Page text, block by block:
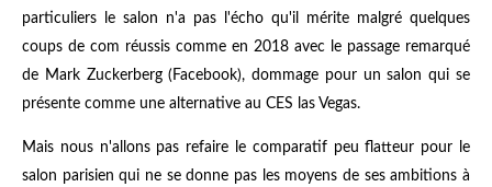
particuliers le salon n'a pas l'écho qu'il mérite malgré quelques
coups de com réussis comme en 2018 avec le passage remarqué
de Mark Zuckerberg (Facebook), dommage pour un salon qui se
présente comme une alternative au CES las Vegas.
Mais nous n'allons pas refaire le comparatif peu flatteur pour le
salon parisien qui ne se donne pas les moyens de ses ambitions à